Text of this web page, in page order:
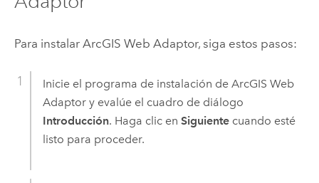
Para instalar ArcGIS Web Adaptor, siga estos pasos:
Inicie el programa de instalación de ArcGIS Web
Adaptory evalúe el cuadro de diálogo
Introducción. Haga clic en Siguientecuando esté
listo para proceder.